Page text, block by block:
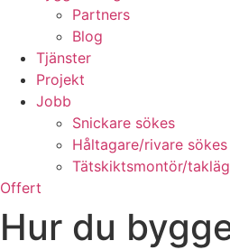
Partners
Blog
Tjänster
Projekt
Jobb
Snickare sökes
Håltagare/rivare sökes
Tätskiktsmontör/
Offert
Hur du